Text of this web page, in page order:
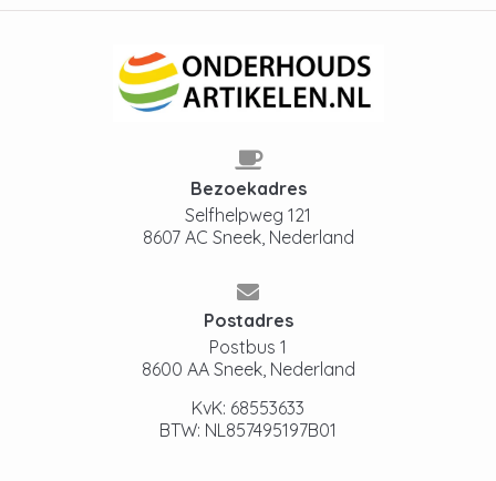
Bezoekadres
Selfhelpweg 121
8607 AC Sneek, Nederland
Postadres
Postbus 1
8600 AA Sneek, Nederland
KvK: 68553633
BTW: NL857495197B01